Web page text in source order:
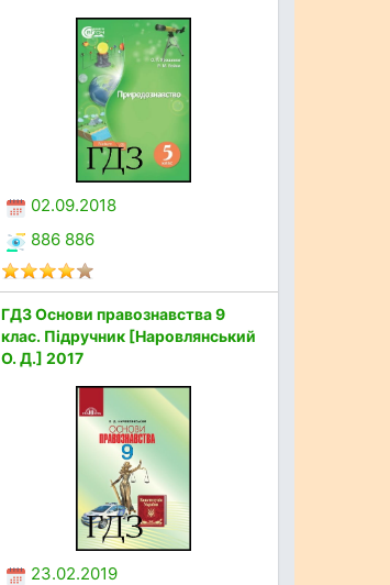
02.09.2018
886 886
ГДЗ Основи правознавства 9
клас. Підручник [Наровлянський
О. Д.] 2017
23.02.2019